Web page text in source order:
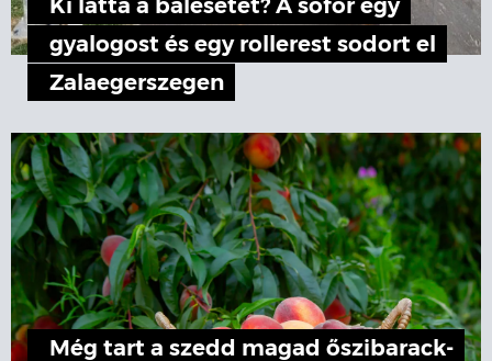
Ki látta a balesetet? A sofőr egy
gyalogost és egy rollerest sodort el
Zalaegerszegen
Még tart a szedd magad őszibarack-